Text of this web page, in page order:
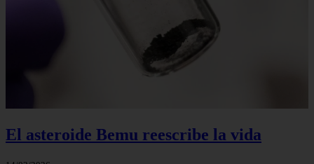
El asteroide Bemu reescribe la vida